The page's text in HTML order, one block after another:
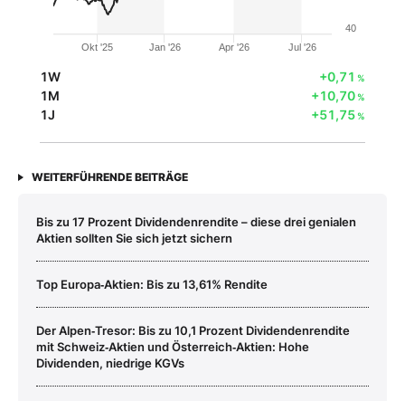
Okt '25 Jan '26 Apr '26 Jul '26
40
1W +0,71 %
1M +10,70%
1J +51,75%
WEITERFÜHRENDE BEITRÄGE
Bis zu 17 Prozent Dividendenrendite – diese drei genialen
Aktien sollten Sie sich jetzt sichern
Top Europa‑Aktien: Bis zu 13,61% Rendite
Der Alpen‑Tresor: Bis zu 10,1 Prozent Dividendenrendite
mit Schweiz‑Aktien und Österreich‑Aktien: Hohe
Dividenden, niedrige KGVs